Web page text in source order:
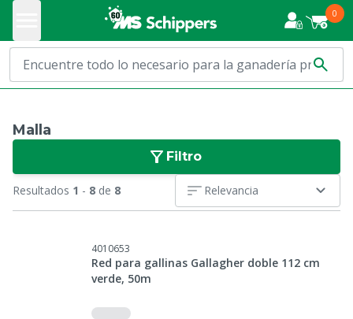
0
Malla
Filtro
Resultados 1 - 8 de 8 Relevancia
4010653
Red para gallinas Gallagher doble 112 cm
verde, 50m